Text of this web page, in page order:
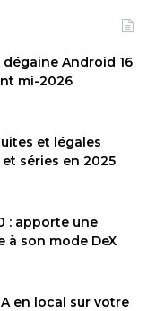
dégaine Android 16
mi-2026
et légales
séries en 2025
: apporte une
son mode DeX
en local sur votre